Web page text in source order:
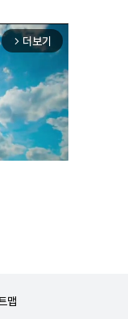
arrow_forward_ios 더보기
맵